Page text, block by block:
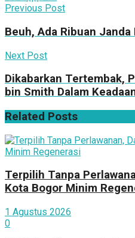
Previous Post
Beuh, Ada Ribuan
Next Post
Dikabarkan Tertembak,
bin Smith Dalam
Related Posts
Terpilih Tanpa
Kota Bogor Minim
1 Agustus 2026
0